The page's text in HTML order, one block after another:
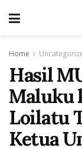
Home
Hasil
Maluku
Loilatu
Ketua